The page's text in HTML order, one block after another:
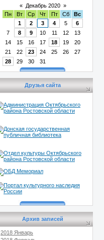
« Декабрь 2020 »
Пн
Вт Ср Чт Пт Сб
Вс
1
2 3 4 5
6
7
8 9 10 11 12
13
14
15 16 17 18 19
20
21
22 23 24 25 26
27
28
29 30 31
Друзья сайта
Архив записей
2018 Январь